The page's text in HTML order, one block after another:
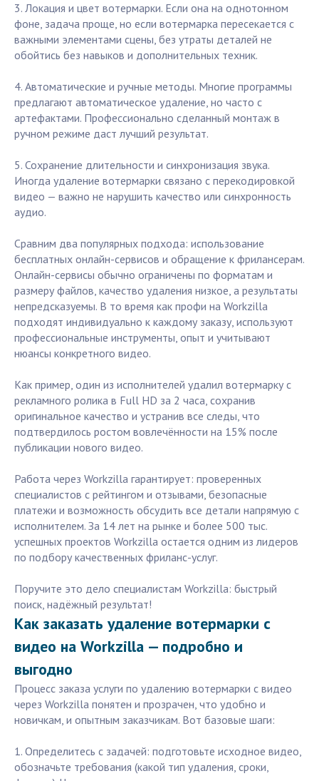
3. Локация и цвет вотермарки. Если она на однотонном
фоне, задача проще, но если вотермарка пересекается с
важными элементами сцены, без утраты деталей не
обойтись без навыков и дополнительных техник.
4. Автоматические и ручные методы. Многие программы
предлагают автоматическое удаление, но часто с
артефактами. Профессионально сделанный монтаж в
ручном режиме даст лучший результат.
5. Сохранение длительности и синхронизация звука.
Иногда удаление вотермарки связано с перекодировкой
видео — важно не нарушить качество или синхронность
аудио.
Сравним два популярных подхода: использование
бесплатных онлайн-сервисов и обращение к фрилансерам.
Онлайн-сервисы обычно ограничены по форматам и
размеру файлов, качество удаления низкое, а результаты
непредсказуемы. В то время как профи на Workzilla
подходят индивидуально к каждому заказу, используют
профессиональные инструменты, опыт и учитывают
нюансы конкретного видео.
Как пример, один из исполнителей удалил вотермарку с
рекламного ролика в Full HD за 2 часа, сохранив
оригинальное качество и устранив все следы, что
подтвердилось ростом вовлечённости на 15% после
публикации нового видео.
Работа через Workzilla гарантирует: проверенных
специалистов с рейтингом и отзывами, безопасные
платежи и возможность обсудить все детали напрямую с
исполнителем. За 14 лет на рынке и более 500 тыс.
успешных проектов Workzilla остается одним из лидеров
по подбору качественных фриланс-услуг.
Поручите это дело специалистам Workzilla: быстрый
поиск, надёжный результат!
Как заказать удаление вотермарки с
видео на Workzilla — подробно и
выгодно
Процесс заказа услуги по удалению вотермарки с видео
через Workzilla понятен и прозрачен, что удобно и
новичкам, и опытным заказчикам. Вот базовые шаги:
1. Определитесь с задачей: подготовьте исходное видео,
обозначьте требования (какой тип удаления, сроки,